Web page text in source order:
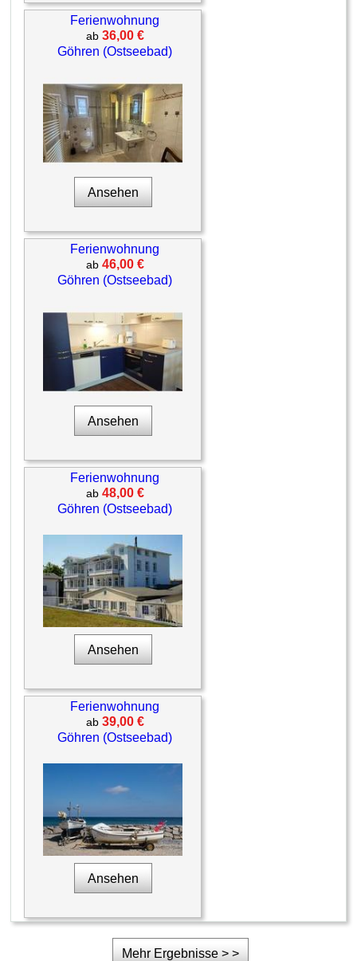
Ferienwohnung
ab 36,00 €
Göhren (Ostseebad)
Ansehen
Ferienwohnung
ab 46,00 €
Göhren (Ostseebad)
Ansehen
Ferienwohnung
ab 48,00 €
Göhren (Ostseebad)
Ansehen
Ferienwohnung
ab 39,00 €
Göhren (Ostseebad)
Ansehen
Mehr Ergebnisse > >